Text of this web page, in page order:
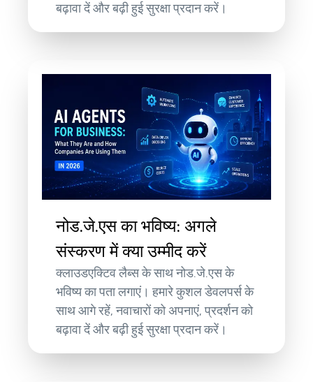
बढ़ावा दें और बढ़ी हुई सुरक्षा प्रदान करें।
नोड.जे.एस का भविष्य: अगले
संस्करण में क्या उम्मीद करें
क्लाउडएक्टिव लैब्स के साथ नोड.जे.एस के
भविष्य का पता लगाएं। हमारे कुशल डेवलपर्स के
साथ आगे रहें, नवाचारों को अपनाएं, प्रदर्शन को
बढ़ावा दें और बढ़ी हुई सुरक्षा प्रदान करें।